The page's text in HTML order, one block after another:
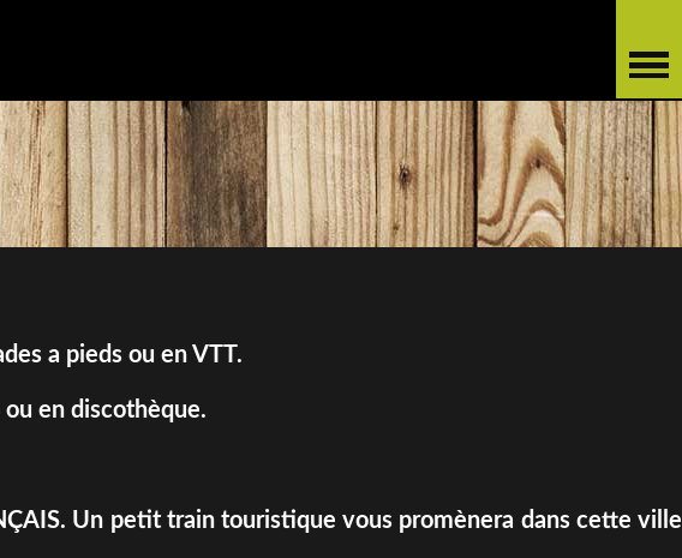
a pieds ou en VTT.
en discothèque.
Un petit train touristique vous promènera dans cette ville